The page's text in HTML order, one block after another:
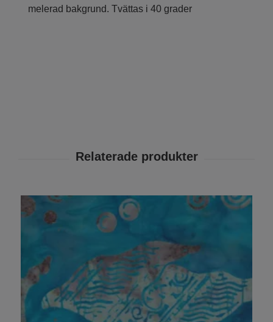
melerad bakgrund. Tvättas i 40 grader